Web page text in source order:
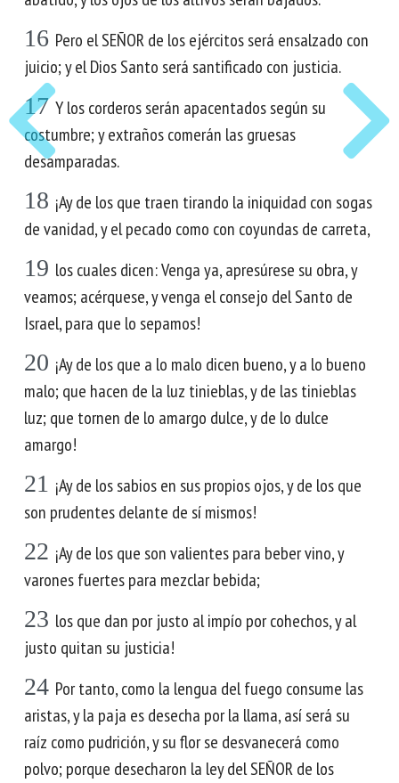
16 Pero el SEÑOR de los ejércitos será ensalzado con
juicio; y el Dios Santo será santificado con justicia.
17 Y los corderos serán apacentados según su
costumbre; y extraños comerán las gruesas
desamparadas.
18 ¡Ay de los que traen tirando la iniquidad con sogas
de vanidad, y el pecado como con coyundas de carreta,
19 los cuales dicen: Venga ya, apresúrese su obra, y
veamos; acérquese, y venga el consejo del Santo de
Israel, para que lo sepamos!
20 ¡Ay de los que a lo malo dicen bueno, y a lo bueno
malo; que hacen de la luz tinieblas, y de las tinieblas
luz; que tornen de lo amargo dulce, y de lo dulce
amargo!
21 ¡Ay de los sabios en sus propios ojos, y de los que
son prudentes delante de sí mismos!
22 ¡Ay de los que son valientes para beber vino, y
varones fuertes para mezclar bebida;
23 los que dan por justo al impío por cohechos, y al
justo quitan su justicia!
24 Por tanto, como la lengua del fuego consume las
aristas, y la paja es desecha por la llama, así será su
raíz como pudrición, y su flor se desvanecerá como
polvo; porque desecharon la ley del SEÑOR de los